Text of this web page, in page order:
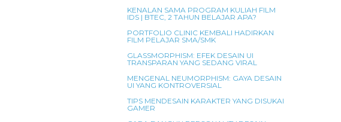
KENALAN SAMA PROGRAM KULIAH FILM
IDS | BTEC, 2 TAHUN BELAJAR APA?
PORTFOLIO CLINIC KEMBALI HADIRKAN
FILM PELAJAR SMA/SMK
GLASSMORPHISM: EFEK DESAIN UI
TRANSPARAN YANG SEDANG VIRAL
MENGENAL NEUMORPHISM: GAYA DESAIN
UI YANG KONTROVERSIAL
TIPS MENDESAIN KARAKTER YANG DISUKAI
GAMER